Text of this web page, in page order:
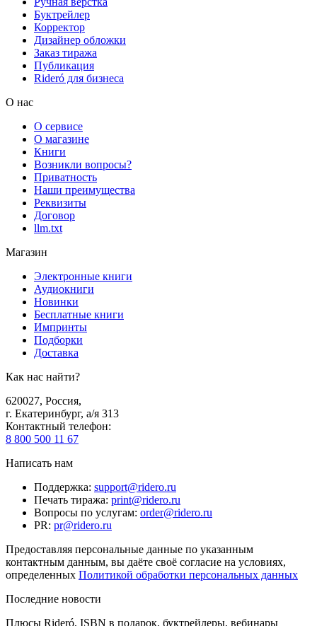
Буктрейлер
Корректор
Дизайнер обложки
Заказ тиража
Публикация
Rideró для бизнеса
О нас
О сервисе
О магазине
Книги
Возникли вопросы?
Приватность
Наши преимущества
Реквизиты
Договор
llm.txt
Магазин
Электронные книги
Аудиокниги
Новинки
Бесплатные книги
Импринты
Подборки
Доставка
Как нас найти?
620027, Россия,
г. Екатеринбург, а/я 313
Контактный телефон:
8 800 500 11 67
Написать нам
Поддержка: support@ridero.ru
Печать тиража: print@ridero.ru
Вопросы по услугам: order@ridero.ru
PR: pr@ridero.ru
Предоставляя персональные данные по указанным
контактным данным, вы даёте своё согласие на условиях,
определенных Политикой обработки персональных данных
Последние новости
Плюсы Rideró, ISBN в подарок, буктрейлеры, вебинары